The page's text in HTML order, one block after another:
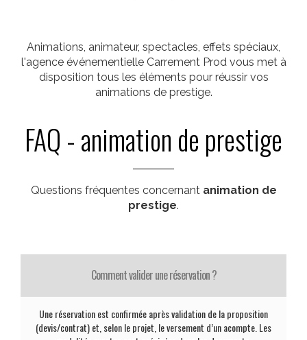
Animations, animateur, spectacles, effets spéciaux,
l'agence événementielle Carrement Prod vous met à
disposition tous les éléments pour réussir vos
animations de prestige.
FAQ - animation de prestige
Questions fréquentes concernant animation de
prestige.
Comment valider une réservation ?
Une réservation est confirmée après validation de la proposition
(devis/contrat) et, selon le projet, le versement d’un acompte. Les